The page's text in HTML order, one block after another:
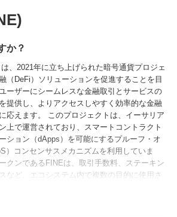
か？
、2021年に立ち上げられた暗号通貨プロジェ
（DeFi）ソリューションを促進することを目
ーザーにシームレスな金融取引とサービスの
提供し、よりアクセスしやすく効率的な金融
応えます。 このプロジェクトは、イーサリア
上で運営されており、スマートコントラクト
ション（dApps）を可能にするプルーフ・オ
）コンセンサスメカニズムを利用していま
クンであるFINEは、取引手数料、ステーキン
など、エコシステム内で複数の目的に使用さ
加できます。 FINEは、ユーザーフレンドリ